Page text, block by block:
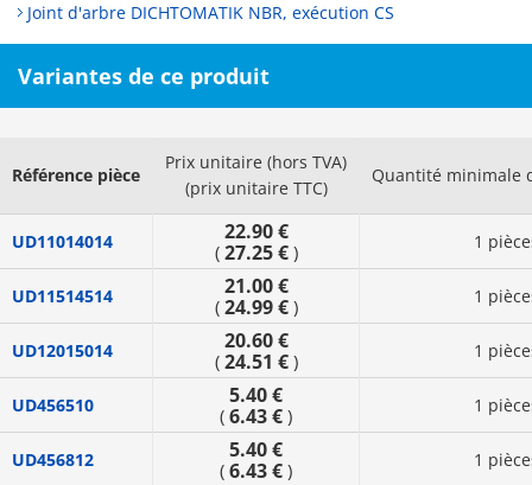
Joint d'arbre DICHTOMATIK NBR, exécution CS
Variantes de ce produit
Référence pièce
Prix unitaire (hors TVA)
(prix unitaire TTC)
Quantité minimale
UD11014014 22.90 €
( 27.25 €) 1
UD11514514 21.00 €
( 24.99 €) 1
UD12015014 20.60 €
( 24.51 €) 1
UD456510 5.40 €
( 6.43 € ) 1
UD456812 5.40 €
( 6.43 € ) 1